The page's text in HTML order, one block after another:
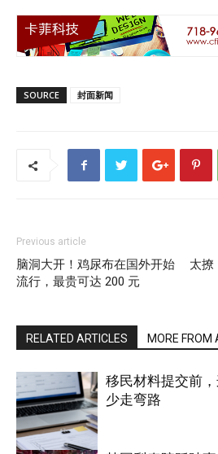
SOURCE 封面新闻
Previous article
脑洞大开！鸡尿布在国外开始
流行，最贵可达 200 元
太撩
RELATED ARTICLES MORE FROM
移民材料提交前
少走弯路